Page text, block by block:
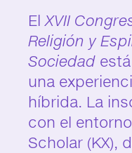
ElXVII
Religión y
Sociedad
una
híbrida. La
con el
Scholar (KX),